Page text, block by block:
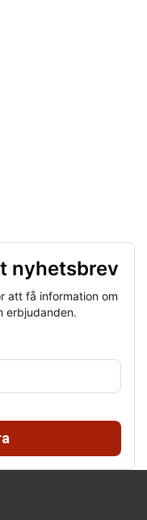
nyhetsbrev
att få information om
erbjudanden.